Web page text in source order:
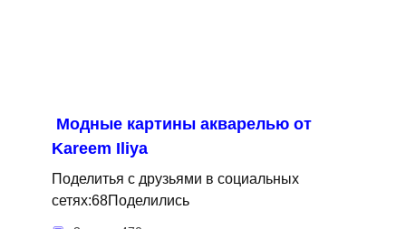
Модные картины акварелью от
Kareem Iliya
Поделитья с друзьями в социальных
сетях:68Поделились